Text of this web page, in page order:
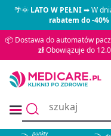
🌴🌞LATO W PEŁNI➡ W
rabatem do -40%
📦 Dostawa do automatów
złObowiązuje do
punkty